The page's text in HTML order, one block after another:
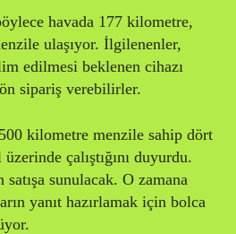
havada 177 kilometre,
ulaşıyor. İlgilenenler,
edilmesi beklenen cihazı
sipariş verebilirler.
kilometre menzile sahip dört
çalıştığını duyurdu.
sunulacak. O zamana
yanıt hazırlamak için bolca